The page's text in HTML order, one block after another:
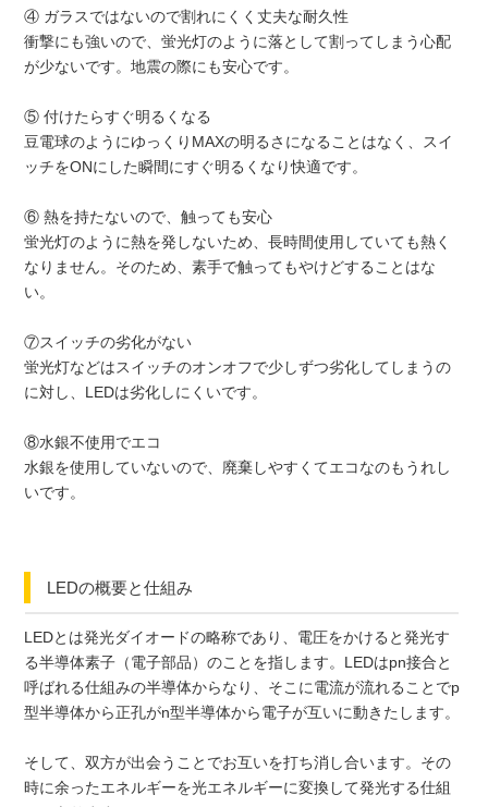
④ ガラスではないので割れにくく丈夫な耐久性
衝撃にも強いので、蛍光灯のように落として割ってしまう心配
が少ないです。地震の際にも安心です。
⑤ 付けたらすぐ明るくなる
豆電球のようにゆっくりMAXの明るさになることはなく、スイ
ッチをONにした瞬間にすぐ明るくなり快適です。
⑥ 熱を持たないので、触っても安心
蛍光灯のように熱を発しないため、長時間使用していても熱く
なりません。そのため、素手で触ってもやけどすることはな
い。
⑦スイッチの劣化がない
蛍光灯などはスイッチのオンオフで少しずつ劣化してしまうの
に対し、LEDは劣化しにくいです。
⑧水銀不使用でエコ
水銀を使用していないので、廃棄しやすくてエコなのもうれし
いです。
LEDの概要と仕組み
LEDとは発光ダイオードの略称であり、電圧をかけると発光す
る半導体素子（電子部品）のことを指します。LEDはpn接合と
呼ばれる仕組みの半導体からなり、そこに電流が流れることでp
型半導体から正孔がn型半導体から電子が互いに動きたします。
そして、双方が出会うことでお互いを打ち消し合います。その
時に余ったエネルギーを光エネルギーに変換して発光する仕組